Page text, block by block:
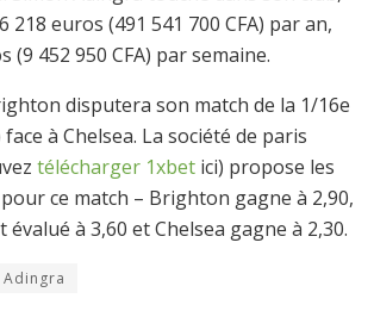
218 euros (491 541 700 CFA) par an,
(9 452 950 CFA) par semaine.
disputera son match de la 1/16e
à Chelsea. La société de paris
télécharger 1xbet ici) propose les
ce match – Brighton gagne à 2,90,
à 3,60 et Chelsea gagne à 2,30.
Adingra